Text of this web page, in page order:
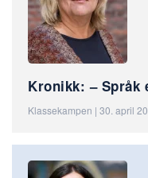
Kronikk: – Språk
Klassekampen | 30. april